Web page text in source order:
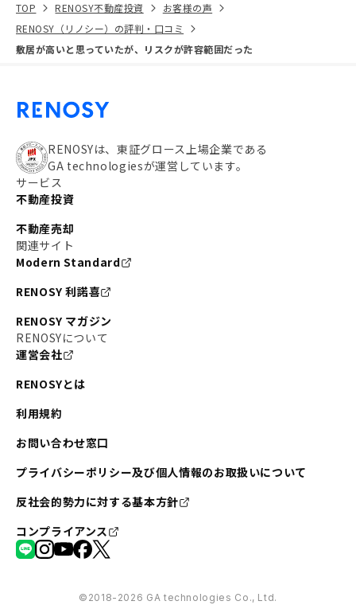
TOP RENOSY不動産投資
お客様の声
RENOSY（リノシー）の評判・口コミ
敷居が高いと思っていたが、リスクが許容範囲だった
RENOSYは、東証グロース上場企業である
GA technologiesが運営しています。
サービス
不動産投資
不動産売却
関連サイト
Modern Standard
RENOSY 利諾喜
RENOSY マガジン
RENOSYについて
運営会社
RENOSYとは
利用規約
お問い合わせ窓口
プライバシーポリシー及び個人情報のお取扱いについて
反社会的勢力に対する基本方針
コンプライアンス
©︎2018-2026 GA technologies Co., Ltd.